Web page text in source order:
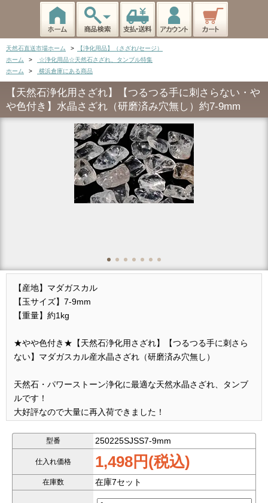
天然石直送市場ホーム >
【浄化用品】（さざれ/セージ）
ホーム
>
☆浄化用品☆天然石さざれ、タンブル特集
ホーム
> 横浜倉庫にある商品
【天然石浄化用さざれ】【つるつる手に刺さらない・や
や色付き】水晶さざれ（研磨済み穴無し）約7-9mm
【産地】マダガスカル
【玉サイズ】7-9mm
【重量】約1kg
★やや色付き★【天然石浄化用さざれ】【つるつる手に刺さら
ない】マダガスカル産水晶さざれ（研磨済み穴無し）
天然石・パワーストーン浄化に最適な天然水晶さざれ、タンブ
ルです！
大好評なので大量に再入荷できました！
みです。
丸く研磨されて、表面がピカピカに見えて、触りも良いです。
今回入荷しました商品は、マダガスカル産天然本水晶原石で仕
型番 250225SJSS7-9mm
仕入れ価格 1,498円(税込)
在庫数 在庫7セット